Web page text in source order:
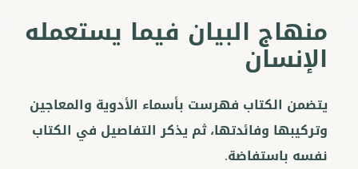
منهاج البيان فيما يستعمله
الإنسان
يتضمن الكتاب فهرست بأسماء الأدوية والمعاجين
وتركيبها وفائدتها، ثم يذكر التفاصيل في الكتاب
نفسه باستفاضة.